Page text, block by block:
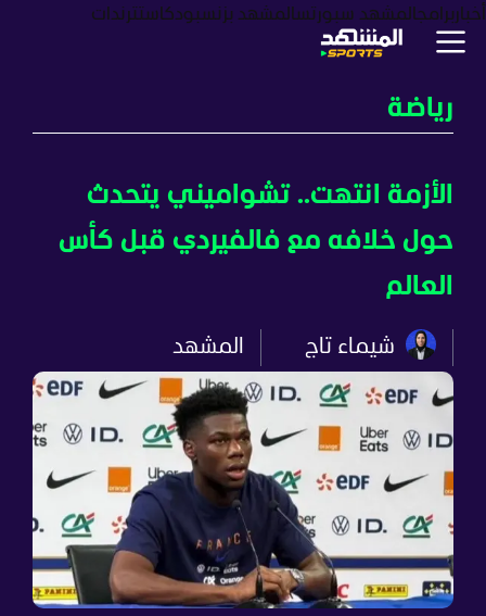
أخبار برامجالمشهد سبورتسالمشهد بزنسبودكاستترندات
رياضة
الأزمة انتهت.. تشواميني يتحدث
حول خلافه مع فالفيردي قبل كأس
العالم
شيماء تاج المشهد